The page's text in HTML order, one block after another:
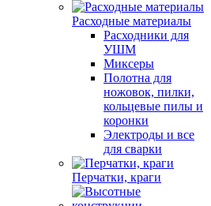
Расходные материалы
Расходники для
УШМ
Миксеры
Полотна для
ножовок, пилки,
кольцевые пилы и
коронки
Электроды и все
для сварки
Перчатки, краги